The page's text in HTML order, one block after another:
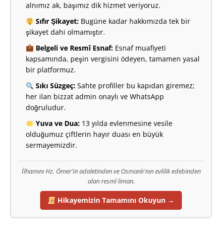
alnımız ak, başımız dik hizmet veriyoruz.
Sıfır Şikayet:Bugüne kadar hakkımızda tek bir
şikayet dahi olmamıştır.
Belgeli ve Resmî Esnaf:Esnaf muafiyeti
kapsamında, peşin vergisini ödeyen, tamamen yasal
bir platformuz.
Sıkı Süzgeç:Sahte profiller bu kapıdan giremez;
her ilan bizzat admin onaylı ve WhatsApp
doğruludur.
Yuva ve Dua:13 yılda evlenmesine vesile
olduğumuz çiftlerin hayır duası en büyük
sermayemizdir.
İlhamını Hz. Ömer'in adaletinden ve Osmanlı'nın evlilik edebinden
alan resmî liman.
Hikayemizin Tamamını Okuyun →